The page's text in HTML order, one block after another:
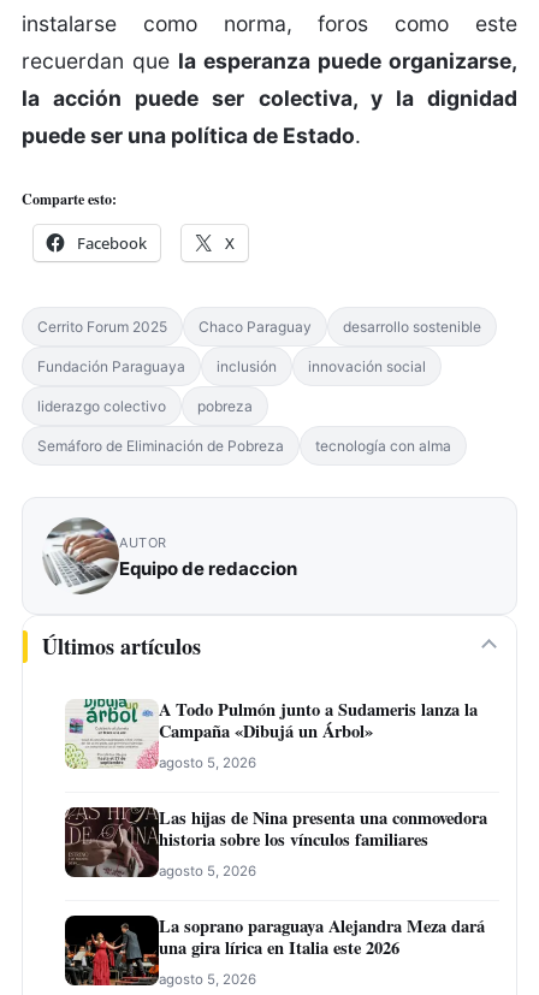
instalarse como norma, foros como este
recuerdan que la esperanza puede organizarse,
la acción puede ser colectiva, y la dignidad
puede ser una política de Estado.
Comparte esto:
Facebook X
Cerrito Forum 2025 Chaco Paraguay desarrollo sostenible
Fundación Paraguaya inclusión innovación social
liderazgo colectivo pobreza
Semáforo de Eliminación de Pobreza tecnología con alma
AUTOR
Equipo de redaccion
Últimos artículos
A Todo Pulmón junto a Sudameris lanza la
Campaña «Dibujá un Árbol»
agosto 5, 2026
Las hijas de Nina presenta una conmovedora
historia sobre los vínculos familiares
agosto 5, 2026
La soprano paraguaya Alejandra Meza dará
una gira lírica en Italia este 2026
agosto 5, 2026